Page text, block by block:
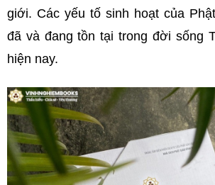
giới. Các yếu tố sinh hoạt của
đã và đang tồn tại trong đời sống
hiện nay.